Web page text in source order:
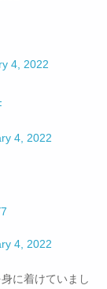
4, 2022
4, 2022
4, 2022
に着けていまし